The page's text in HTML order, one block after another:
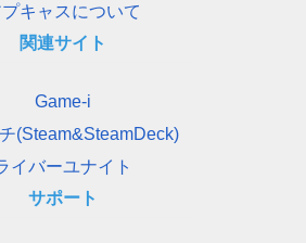
キャスについて
関連サイト
Game-i
(Steam&SteamDeck)
イバーユナイト
サポート